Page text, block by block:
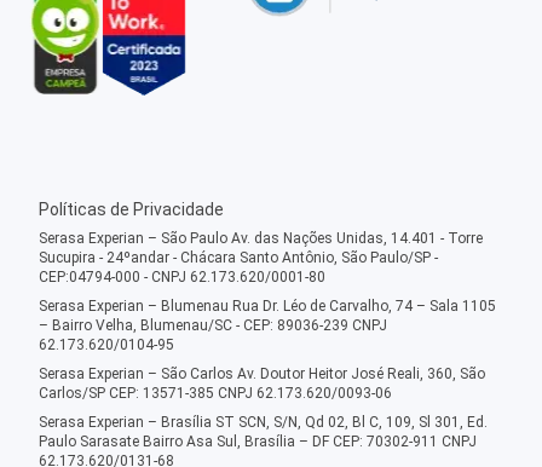
Políticas de Privacidade
Serasa Experian – São Paulo Av. das Nações Unidas, 14.401 - Torre
Sucupira - 24ºandar - Chácara Santo Antônio, São Paulo/SP -
CEP:04794-000 - CNPJ 62.173.620/0001-80
Serasa Experian – Blumenau Rua Dr. Léo de Carvalho, 74 – Sala 1105
– Bairro Velha, Blumenau/SC - CEP: 89036-239 CNPJ
62.173.620/0104-95
Serasa Experian – São Carlos Av. Doutor Heitor José Reali, 360, São
Carlos/SP CEP: 13571-385 CNPJ 62.173.620/0093-06
Serasa Experian – Brasília ST SCN, S/N, Qd 02, Bl C, 109, Sl 301, Ed.
Paulo Sarasate Bairro Asa Sul, Brasília – DF CEP: 70302-911 CNPJ
62.173.620/0131-68